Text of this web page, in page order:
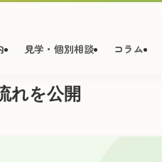
見学・個別相談 コラム
れを公開